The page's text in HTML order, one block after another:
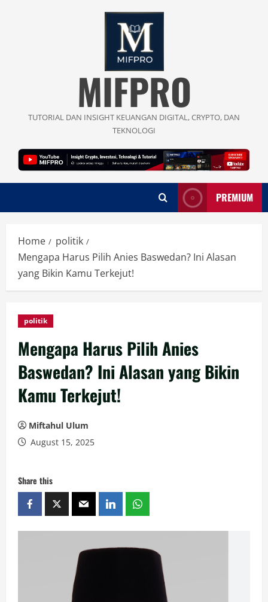
MIFPRO
TUTORIAL DAN INSIGHT KEUANGAN DIGITAL, CRYPTO, DAN
TEKNOLOGI
PREMIUM
Home
politik
Mengapa Harus Pilih Anies Baswedan? Ini Alasan
yang Bikin Kamu Terkejut!
politik
Mengapa Harus Pilih Anies
Baswedan? Ini Alasan yang Bikin
Kamu Terkejut!
Miftahul Ulum
August 15, 2025
Share this